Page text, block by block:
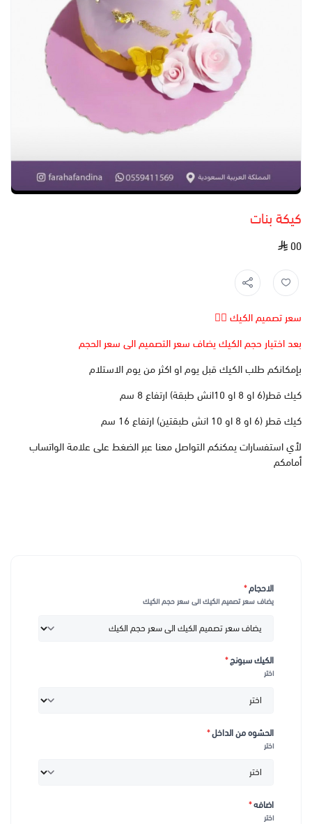
كيكة بنات
٥٥
سعر تصميم الكيك 👆🏻
بعد اختيار حجم الكيك يضاف سعر التصميم الى سعر الحجم
بإمكانكم طلب الكيك قبل يوم او اكثر من يوم الاستلام
كيك قطر(6 او 8 او 10انش طبقة) ارتفاع 8 سم
كيك قطر (6 او 8 او 10 انش طبقتين) ارتفاع 16 سم
لأي استفسارات يمكنكم التواصل معنا عبر الضغط على علامة الواتساب
أمامكم
الاحجام*
يضاف سعر تصميم الكيك الى سعر حجم الكيك
الكيك سبونج*
اختر
الحشوه من الداخل*
اختر
اضافه*
اختر